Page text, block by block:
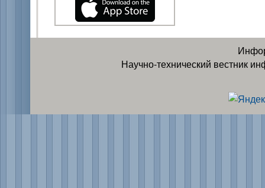
Научно-технический вестник